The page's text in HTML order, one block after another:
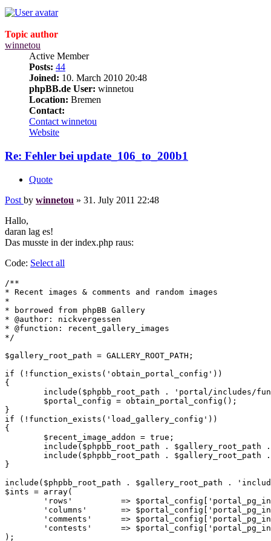
Topic author
winnetou
Active Member
Posts: 44
Joined: 10. March 2010 20:48
phpBB.de User: winnetou
Location: Bremen
Contact:
Contact winnetou
Website
Re: Fehler bei update_106_to_200b1
Quote
Post by winnetou » 31. July 2011 22:48
Hallo,
daran lag es!
Das musste in der index.php raus:
Code: Select all
/**
* Recent images & comments and random images
*
* borrowed from phpBB Gallery
* @author: nickvergessen
* @function: recent_gallery_images
*/
$gallery_root_path = GALLERY_ROOT_PATH;
if (!function_exists('obtain_portal_config'))
{
}
if (!function_exists('load_gallery_config'))
{
}
include($phpbb_root_path . $gallery_root_path .
$ints = array(
);